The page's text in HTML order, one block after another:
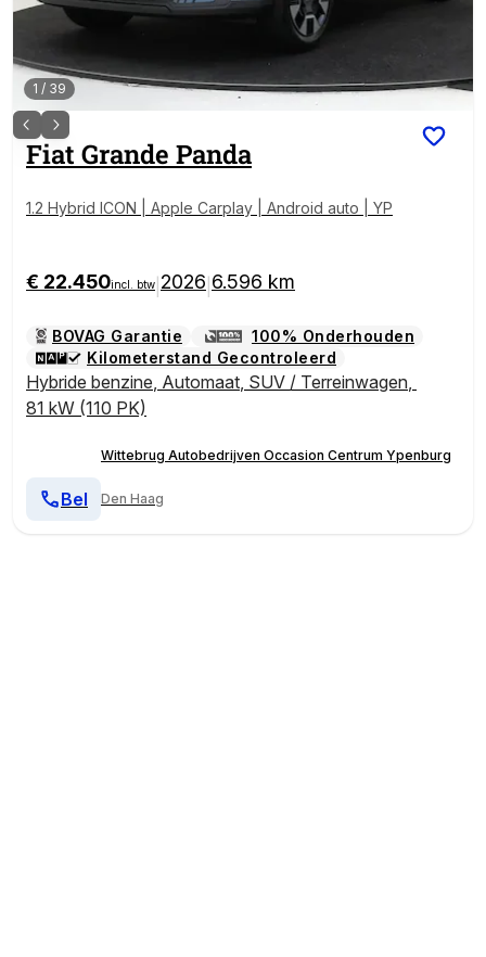
1 / 39
Fiat Grande Panda
1.2 Hybrid ICON | Apple Carplay | Android auto | YP
€ 22.450incl. btw 2026 6.596 km
BOVAG Garantie
100% Onderhouden
Kilometerstand Gecontroleerd
Hybride benzine, Automaat, SUV / Terreinwagen,
81 kW (110 PK)
Wittebrug Autobedrijven Occasion Centrum Ypenburg
Den Haag
Bel